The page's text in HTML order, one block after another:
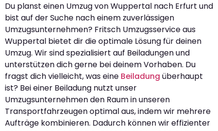
Du planst einen Umzug von Wuppertal nach Erfurt und
bist auf der Suche nach einem zuverlässigen
Umzugsunternehmen? Fritsch Umzugsservice aus
Wuppertal bietet dir die optimale Lösung für deinen
Umzug. Wir sind spezialisiert auf Beiladungen und
unterstützen dich gerne bei deinem Vorhaben. Du
fragst dich vielleicht, was eine Beiladung überhaupt
ist? Bei einer Beiladung nutzt unser
Umzugsunternehmen den Raum in unseren
Transportfahrzeugen optimal aus, indem wir mehrere
Aufträge kombinieren. Dadurch können wir effizienter